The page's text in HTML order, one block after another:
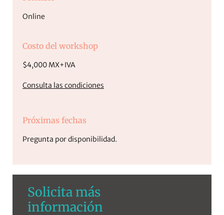
Online
Costo del workshop
$4,000 MX+IVA
Consulta las condiciones
Próximas fechas
Pregunta por disponibilidad.
Solicita más
información